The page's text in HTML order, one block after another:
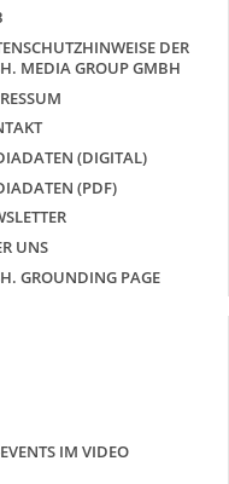
DER
MEDIA GROUP GMBH
(DIGITAL)
(PDF)
UNS
GROUNDING PAGE
IM VIDEO